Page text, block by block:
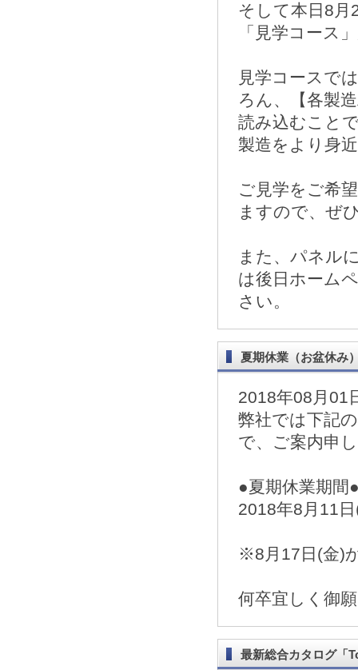
そして本日8月
「見学コース
見学コースで
ろん、【各製
読み込むこと
製造をより身
ご見学をご希
ますので、ぜ
また、パネル
は後日ホーム
さい。
夏期休業（お盆休み
2018年08月01
弊社では下記
で、ご案内申
●夏期休業期間
2018年8月11
※8月17日(金)
何卒宜しく御
最新総合カタログ「